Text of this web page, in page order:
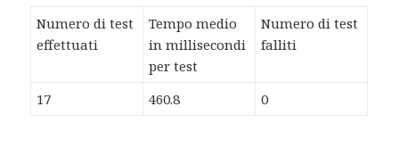
Numero di test
effettuati
Tempo medio
in millisecondi
per test
Numero di test
falliti
17 460.8 0